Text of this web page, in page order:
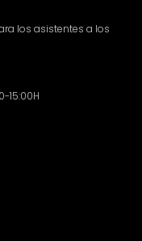
los asistentes a los
15:00H